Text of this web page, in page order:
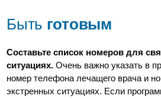
Быть готовым
Составьте список номеров для
ситуациях. Очень важно указать в
номер телефона лечащего врача и
экстренных ситуациях. Если